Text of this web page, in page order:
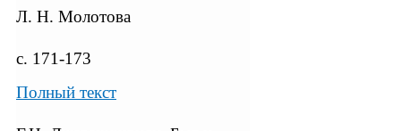
Л. Н. Молотова
с. 171-173
Полный текст